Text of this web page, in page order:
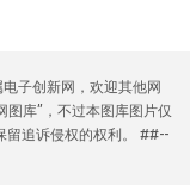
子创新网，欢迎其他网
图库”，不过本图库图片仅
留追诉侵权的权利。 ##--